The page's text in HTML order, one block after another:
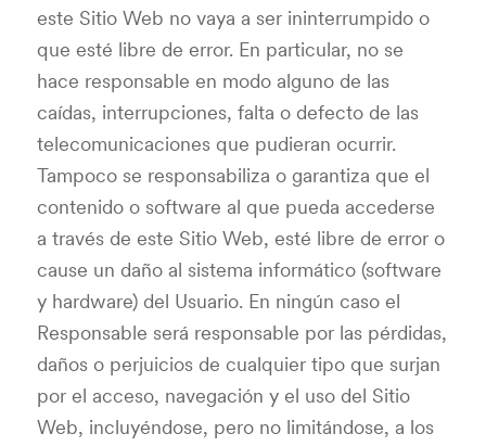
este Sitio Web no vaya a ser ininterrumpido o
que esté libre de error. En particular, no se
hace responsable en modo alguno de las
caídas, interrupciones, falta o defecto de las
telecomunicaciones que pudieran ocurrir.
Tampoco se responsabiliza o garantiza que el
contenido o software al que pueda accederse
a través de este Sitio Web, esté libre de error o
cause un daño al sistema informático (software
y hardware) del Usuario. En ningún caso el
Responsable será responsable por las pérdidas,
daños o perjuicios de cualquier tipo que surjan
por el acceso, navegación y el uso del Sitio
Web, incluyéndose, pero no limitándose, a los